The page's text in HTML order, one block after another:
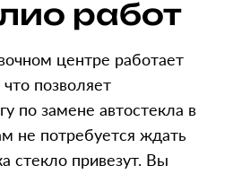
работ
центре работает
позволяет
по замене автостекла в
не потребуется ждать
стекло привезут. Вы